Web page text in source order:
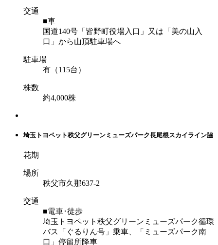
交通
■車
国道140号「皆野町役場入口」又は「美の山入
口」から山頂駐車場へ
駐車場
有（115台）
株数
約4,000株
埼玉トヨペット秩父グリーンミューズパーク長尾根スカイライン脇
花期
場所
秩父市久那637-2
交通
■電車･徒歩
埼玉トヨペット秩父グリーンミューズパーク循環
バス「ぐるりん号」乗車、「ミューズパーク南
口」停留所降車